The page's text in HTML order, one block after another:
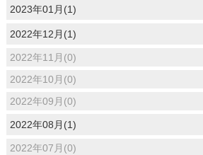
2023年01月(1)
2022年12月(1)
2022年11月(0)
2022年10月(0)
2022年09月(0)
2022年08月(1)
2022年07月(0)